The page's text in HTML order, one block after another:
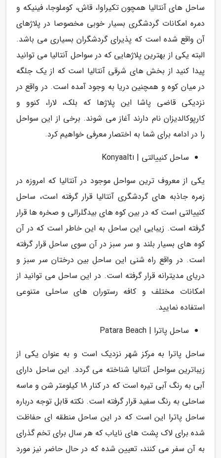
ساحل های آنتالیا همچون تکیراوا، قاش، کوملوجا، فینیکه و
دمره امکانات گردشگری بسیار خوبی مخصوصا در پلاژهای
آن واقع شده است که پذیرای گردشگران بسیاری می باشد.
البته یکی از بهترین پلاژهایی که در سواحل آنتالیا می توانید
پیدا کنید از بخش های شرقی آنتالیا است که از یک جلگه
در میان کوه و همچنین دریا به وجود آمده است. در واقع در
نزدیکی قاضی پاشا این پلاژها که بلک، لارا، کنوو و
کارپوکالدیزان نام دارند آغاز می شوند. برخی از این سواحل
را در ادامه برای شما به اختصار معرفی خواهیم کرد.
ساحل کنییالتی | Konyaaltı
یکی از معروف ترین سواحل موجود در آنتالیا که امروزه در
زمره جاذبه های گردشگری آنتالیا قرار گرفته است، ساحل
کنییالتی است که در بین کوه های بیدگلرالی و صخره ها قرار
گرفته است. زیبایی این ساحل به این خاطر است که در آن
کوه های بسیار بلند و سر سبز در آن سوی ساحل قرار گرفته
است. در واقع راه شنی این ساحل بین درختان سر سبز و
دریای مدیترانه قرار گرفته است. در این ساحل می توانید از
امکانات مختلف و کافه رستوران های ساحلی متنوعی
استفاده نمایید.
ساحل پاترا | Patara Beach
ساحل پاترا به مرکز شهر نزدیک است و به عنوان یکی از
زیباترین سواحل آنتالیا شناخته می گردد. این ساحل دارای
آبی به رنگ آبی تیره است که در کنار 18 کیلومتر شن و ماسه
ساحلی به رنگ سفید قرار گرفته است. نکته قابل توجه درباره
ساحل پاترا این است که در این ساحل منطقه ای حفاظت
شده برای لاک پشت های نایاب که هر سال برای تخم گذرای
به آن سفر می کنند، تعیین شده که در حال حاضر نیز مورد